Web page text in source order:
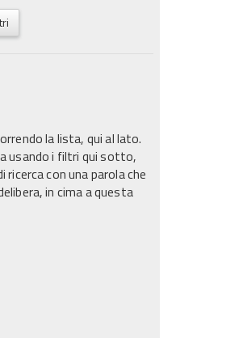
la lista, qui al lato.
usando i filtri qui sotto,
con una parola che
in cima a questa